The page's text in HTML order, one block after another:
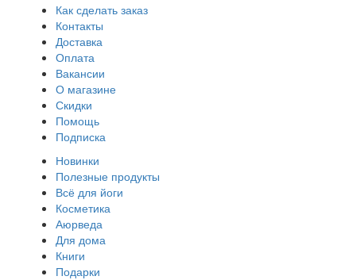
Как сделать заказ
Контакты
Доставка
Оплата
Вакансии
О магазине
Скидки
Помощь
Подписка
Новинки
Полезные продукты
Всё для йоги
Косметика
Аюрведа
Для дома
Книги
Подарки